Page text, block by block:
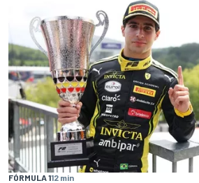
FÓRMULA 112 min